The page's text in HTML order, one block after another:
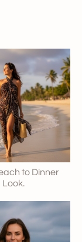
to Dinner
Look.